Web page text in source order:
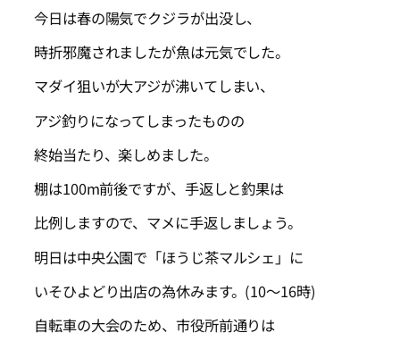
今日は春の陽気でクジラが出没し、
時折邪魔されましたが魚は元気でした。
マダイ狙いが大アジが沸いてしまい、
アジ釣りになってしまったものの
終始当たり、楽しめました。
棚は100m前後ですが、手返しと釣果は
比例しますので、マメに手返しましょう。
明日は中央公園で「ほうじ茶マルシェ」に
いそひよどり出店の為休みます。(10～16時)
自転車の大会のため、市役所前通りは